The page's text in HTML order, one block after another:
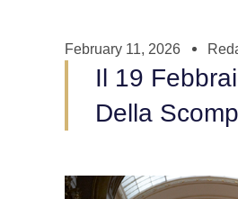
February 11, 2026
Il 19
Della